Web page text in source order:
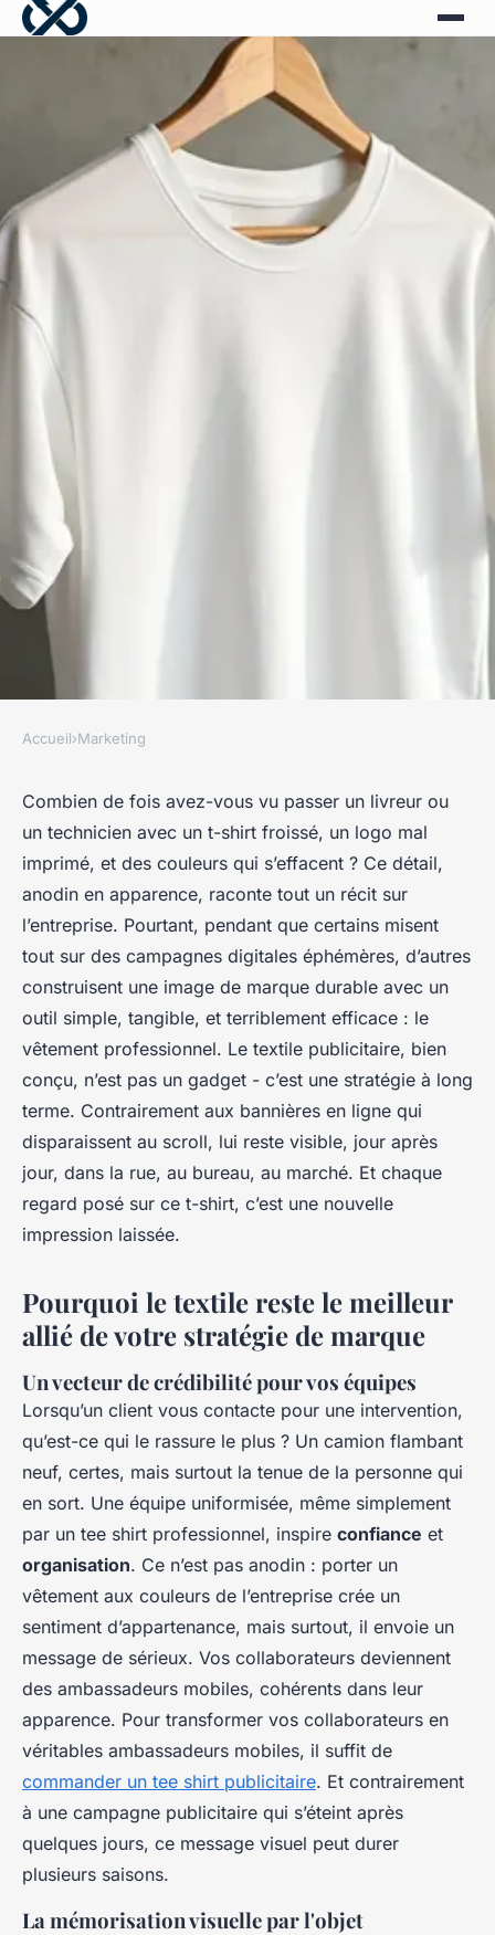
Le tee shirt publicitaire, un
outil sous-estimé pour votre
image
Rémy•10/06/2026 11:57 •10 min de lecture
Accueil›Marketing
Combien de fois avez-vous vu passer un livreur ou
un technicien avec un t-shirt froissé, un logo mal
imprimé, et des couleurs qui s’effacent ? Ce détail,
anodin en apparence, raconte tout un récit sur
l’entreprise. Pourtant, pendant que certains misent
tout sur des campagnes digitales éphémères, d’autres
construisent une image de marque durable avec un
outil simple, tangible, et terriblement efficace : le
vêtement professionnel. Le textile publicitaire, bien
conçu, n’est pas un gadget - c’est une stratégie à long
terme. Contrairement aux bannières en ligne qui
disparaissent au scroll, lui reste visible, jour après
jour, dans la rue, au bureau, au marché. Et chaque
regard posé sur ce t-shirt, c’est une nouvelle
impression laissée.
Pourquoi le textile reste le meilleur
allié de votre stratégie de marque
Un vecteur de crédibilité pour vos équipes
Lorsqu’un client vous contacte pour une intervention,
qu’est-ce qui le rassure le plus ? Un camion flambant
neuf, certes, mais surtout la tenue de la personne qui
en sort. Une équipe uniformisée, même simplement
par un tee shirt professionnel, inspire confiance et
organisation. Ce n’est pas anodin : porter un
vêtement aux couleurs de l’entreprise crée un
sentiment d’appartenance, mais surtout, il envoie un
message de sérieux. Vos collaborateurs deviennent
des ambassadeurs mobiles, cohérents dans leur
apparence. Pour transformer vos collaborateurs en
véritables ambassadeurs mobiles, il suffit de
commander un tee shirt publicitaire. Et contrairement
à une campagne publicitaire qui s’éteint après
quelques jours, ce message visuel peut durer
plusieurs saisons.
La mémorisation visuelle par l'objet